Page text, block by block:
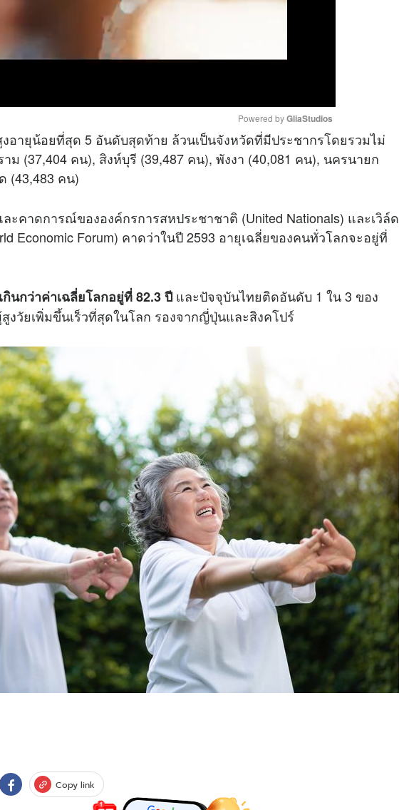
M
e
Powered by GliaStudios
ายุน้อยที่สุด 5 อันดับสุดท้าย ล้วนเป็นจังหวัดที่มีประชากรโดยรวมไม่
ม (37,404 คน), สิงห์บุรี (39,487 คน), พังงา (40,081 คน), นครนายก
(43,483 คน)
ะคาดการณ์ขององค์กรการสหประชาชาติ (United Nationals) และเวิล์ด
Economic Forum) คาดว่าในปี 2593 อายุเฉลี่ยของคนทั่วโลกจะอยู่ที่
นกว่าค่าเฉลี่ยโลกอยู่ที่ 82.3 ปี และปัจจุบันไทยติดอันดับ 1 ใน 3 ของ
งวัยเพิ่มขึ้นเร็วที่สุดในโลก รองจากญี่ปุ่นและสิงคโปร์
Copy link